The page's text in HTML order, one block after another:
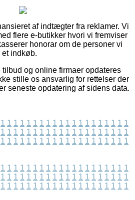
af indtægter fra reklamer. Vi
flere e-butikker hvori vi fremviser
honorar om de personer vi
indkøb.
tilbud og online firmaer opdateres
stille os ansvarlig for rettelser der
seneste opdatering af sidens data.
1 1 1 1 1 1 1 1 1 1 1 1 1 1 1 1 1 1 1 1
1 1 1 1 1 1 1 1 1 1 1 1 1 1 1 1 1 1 1 1
1 1 1 1 1 1 1 1 1 1 1 1 1 1 1 1 1 1 1 1
1 1 1 1 1 1 1 1 1 1 1 1 1 1 1 1 1 1 1 1
1 1 1 1 1 1 1 1 1 1 1 1 1 1 1 1 1 1 1 1
1 1 1 1 1 1 1 1 1 1 1 1 1 1 1 1 1 1 1 1